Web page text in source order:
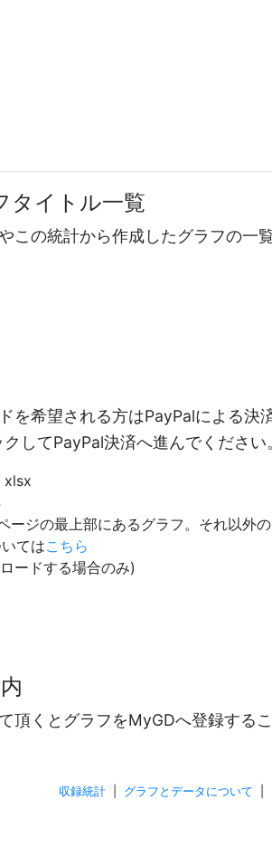
タイトル一覧
この統計から作成したグラフの一
を希望される方はPayPalによる決
してPayPal決済へ進んでください
xlsx
ージの最上部にあるグラフ。それ以外
てはこちら
ードする場合のみ)
頂くとグラフをMyGDへ登録するこ
収録統計 グラフとデータについて